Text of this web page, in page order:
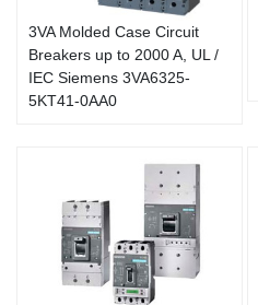
3VA Molded Case Circuit
Breakers up to 2000 A, UL /
IEC Siemens 3VA6325-
5KT41-0AA0